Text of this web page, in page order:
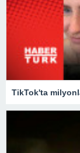
TikTok'ta